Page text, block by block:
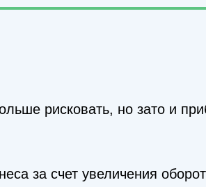
рисковать, но зато и
за счет увеличения